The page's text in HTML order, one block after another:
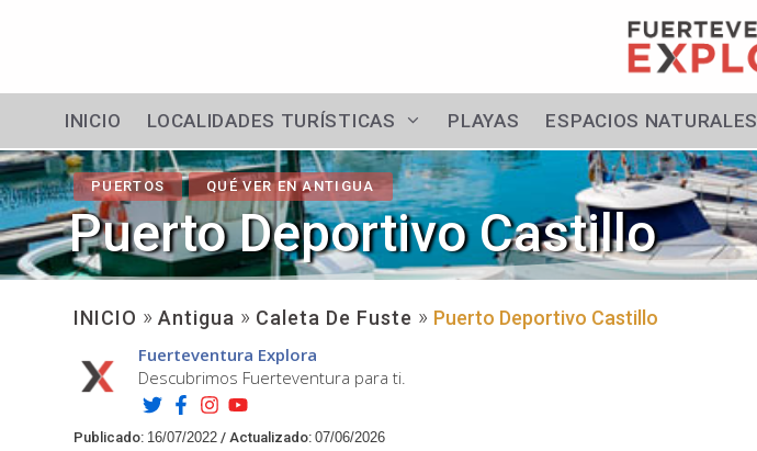
INICIO LOCALIDADES TURÍSTICAS PLAYAS ESPACIOS NATURALES
PUERTOS QUÉ VER EN ANTIGUA
Puerto Deportivo Castillo
INICIO » Antigua » Caleta De Fuste » Puerto Deportivo Castillo
Fuerteventura Explora
Descubrimos Fuerteventura para ti.
Publicado: 16/07/2022 / Actualizado: 07/06/2026